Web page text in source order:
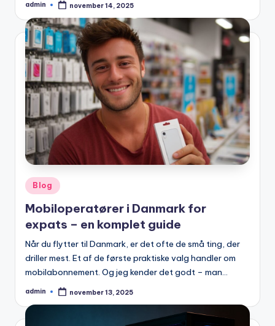
Posted
admin november 14, 2025
Posted
in
Blog
Mobiloperatører i Danmark for
expats – en komplet guide
Når du flytter til Danmark, er det ofte de små ting, der
driller mest. Et af de første praktiske valg handler om
mobilabonnement. Og jeg kender det godt – man…
Posted
admin november 13, 2025